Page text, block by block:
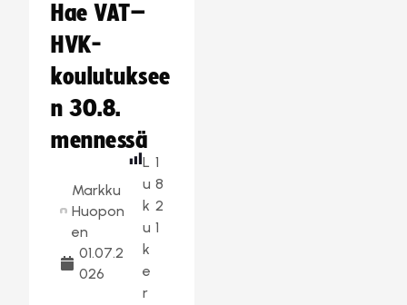
Hae VAT–
HVK-
koulutuksee
n 30.8.
mennessä
Markku
Huopon
en
01.07.2
026
L
u
k
u
k
e
r
1
8
2
1